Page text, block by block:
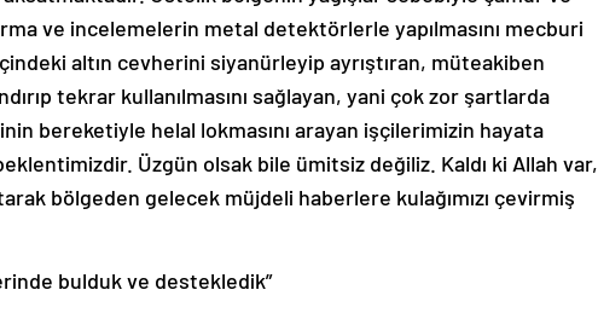
ve incelemelerin metal detektörlerle yapılmasını mecburi
altın cevherini siyanürleyip ayrıştıran, müteakiben
tekrar kullanılmasını sağlayan, yani çok zor şartlarda
bereketiyle helal lokmasını arayan işçilerimizin hayata
Üzgün olsak bile ümitsiz değiliz. Kaldı ki Allah var,
bölgeden gelecek müjdeli haberlere kulağımızı çevirmiş
bulduk ve destekledik”